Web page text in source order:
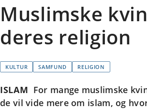
Muslimske
deres religion
KULTUR SAMFUND RELIGION
ISLAM For mange muslimske
de vil vide mere om islam, og